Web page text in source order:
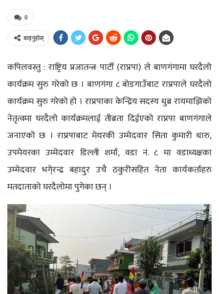
0
बाड्नुहोस्
कपिलवस्तु : राष्ट्रिय प्रजातन्त्र पार्टी (राप्रपा) ले बाणगंगामा घरदैलो
कार्यक्रम सुरु गरेको छ । बाणगंगा ८ बोडगाउँबाट राप्रपाले घरदैलो
कार्यक्रम सुरु गरेको हो । राप्रपाका केन्द्रिय सदस्य धुब्र रायमाझिको
नेतृत्वमा घरदैलो कार्यक्रमलाई तीब्रता दिईएको राप्रपा बाणगंगाले
जनाएको छ । राप्रपाबाट मेयरकी उम्मेदवार सिता कुमारी थारु,
उपमेयरका उम्मेदवार डिल्ली शर्मा, वडा नं. ८ मा वडाध्यक्षका
उम्मेदवार भगे्रन्द्र बहादुर उचै ठकुरीसहित नेता कार्यकर्ताहरु
मतदाताको घरदैलोमा पुगेका छन् ।